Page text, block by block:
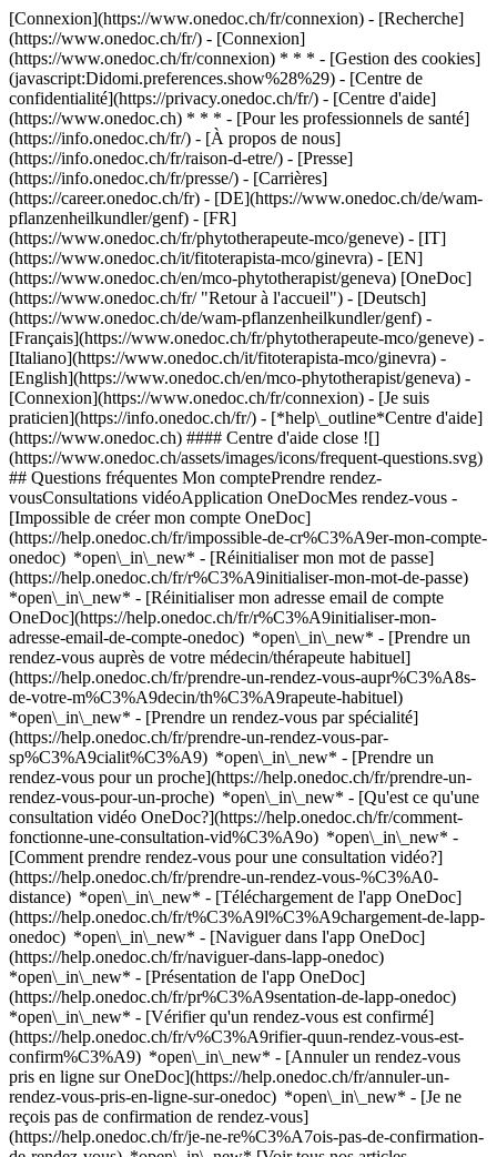
[Connexion](https://www.onedoc.ch/fr/connexion) - [Recherche]
(https://www.onedoc.ch/fr/) - [Connexion]
(https://www.onedoc.ch/fr/connexion) * * * - [Gestion des cookies]
(javascript:Didomi.preferences.show%28%29) - [Centre de
confidentialité](https://privacy.onedoc.ch/fr/) - [Centre d'aide]
(https://www.onedoc.ch) * * * - [Pour les professionnels de santé]
(https://info.onedoc.ch/fr/) - [À propos de nous]
(https://info.onedoc.ch/fr/raison-d-etre/) - [Presse]
(https://info.onedoc.ch/fr/presse/) - [Carrières]
(https://career.onedoc.ch/fr) - [DE](https://www.onedoc.ch/de/wam-
pflanzenheilkundler/genf) - [FR]
(https://www.onedoc.ch/fr/phytotherapeute-mco/geneve) - [IT]
(https://www.onedoc.ch/it/fitoterapista-mco/ginevra) - [EN]
(https://www.onedoc.ch/en/mco-phytotherapist/geneva) [OneDoc]
(https://www.onedoc.ch/fr/ "Retour à l'accueil") - [Deutsch]
(https://www.onedoc.ch/de/wam-pflanzenheilkundler/genf) -
[Français](https://www.onedoc.ch/fr/phytotherapeute-mco/geneve) -
[Italiano](https://www.onedoc.ch/it/fitoterapista-mco/ginevra) -
[English](https://www.onedoc.ch/en/mco-phytotherapist/geneva) -
[Connexion](https://www.onedoc.ch/fr/connexion) - [Je suis
praticien](https://info.onedoc.ch/fr/) - [*help\_outline*Centre d'aide]
(https://www.onedoc.ch) #### Centre d'aide close ![]
(https://www.onedoc.ch/assets/images/icons/frequent-questions.svg)
## Questions fréquentes Mon comptePrendre rendez-
vousConsultations vidéoApplication OneDocMes rendez-vous -
[Impossible de créer mon compte OneDoc]
(https://help.onedoc.ch/fr/impossible-de-cr%C3%A9er-mon-compte-
onedoc) *open\_in\_new* - [Réinitialiser mon mot de passe]
(https://help.onedoc.ch/fr/r%C3%A9initialiser-mon-mot-de-passe)
*open\_in\_new* - [Réinitialiser mon adresse email de compte
OneDoc](https://help.onedoc.ch/fr/r%C3%A9initialiser-mon-
adresse-email-de-compte-onedoc) *open\_in\_new* - [Prendre un
rendez-vous auprès de votre médecin/thérapeute habituel]
(https://help.onedoc.ch/fr/prendre-un-rendez-vous-aupr%C3%A8s-
de-votre-m%C3%A9decin/th%C3%A9rapeute-habituel)
*open\_in\_new* - [Prendre un rendez-vous par spécialité]
(https://help.onedoc.ch/fr/prendre-un-rendez-vous-par-
sp%C3%A9cialit%C3%A9) *open\_in\_new* - [Prendre un
rendez-vous pour un proche](https://help.onedoc.ch/fr/prendre-un-
rendez-vous-pour-un-proche) *open\_in\_new* - [Qu'est ce qu'une
consultation vidéo OneDoc?](https://help.onedoc.ch/fr/comment-
fonctionne-une-consultation-vid%C3%A9o) *open\_in\_new* -
[Comment prendre rendez-vous pour une consultation vidéo?]
(https://help.onedoc.ch/fr/prendre-un-rendez-vous-%C3%A0-
distance) *open\_in\_new* - [Téléchargement de l'app OneDoc]
(https://help.onedoc.ch/fr/t%C3%A9l%C3%A9chargement-de-lapp-
onedoc) *open\_in\_new* - [Naviguer dans l'app OneDoc]
(https://help.onedoc.ch/fr/naviguer-dans-lapp-onedoc)
*open\_in\_new* - [Présentation de l'app OneDoc]
(https://help.onedoc.ch/fr/pr%C3%A9sentation-de-lapp-onedoc)
*open\_in\_new* - [Vérifier qu'un rendez-vous est confirmé](https://help.onedoc.ch/fr/v%C3%A9rifier-quun-rendez-vous-est-confirm%C3%A9) *open\_in\_new* - [Annuler un rendez-vous pris en ligne sur OneDoc](https://help.onedoc.ch/fr/annuler-un-rendez-vous-pris-en-ligne-sur-onedoc) *open\_in\_new* - [Je ne reçois pas de confirmation de rendez-vous](https://help.onedoc.ch/fr/je-ne-re%C3%A7ois-pas-de-confirmation-de-rendez-vous) *open\_in\_new* [Voir tous nos articles *open\_in\_new*](https://help.onedoc.ch/fr/) close ## Modifier votre recherche ![Maison avec un signe plus annonçant qu’une consultation peut être effectuée sur place](https://www.onedoc.ch/assets/images/icons/on-site.svg) Sur place ![Caméra avec un symbole lecture annonçant qu’une consultation peut être effectuée à distance en vidéo](https://www.onedoc.ch/assets/images/icons/remote.svg) À distance Rechercher #### Spécialités #### Praticiens #### Établissements edit Phytothérapeute MCO à Genève tune Filtrer par Nouveaux patients*keyboard\_arrow\_down* - Acceptés*check\_circle* Langue parlée*keyboard\_arrow\_down* - Allemand*check\_circle* - Anglais*check\_circle* - Arabe*check\_circle* - Espagnol*check\_circle* - Français*check\_circle* - Italien*check\_circle* - Polonais*check\_circle* - Portugais*check\_circle* - Roumain*check\_circle* Sexe*keyboard\_arrow\_down* - Femme*check\_circle* - Homme*check\_circle* Réseau*keyboard\_arrow\_down* - ASCA*check\_circle* - RME*check\_circle* - NVS*check\_circle* - APTN*check\_circle* Disponibilité*keyboard\_arrow\_down* - Disponible aujourdhui*check\_circle* - Dans les 3 prochains jours*check\_circle* - Dans les 7 prochains jours*check\_circle* - Dans les 14 prochains jours*check\_circle* # Phytothérapeute MCO à Genève: prenez rendez-vous en ligne aujourd'hui ## 22 résultats à Genève [![Mme Joanna Witkowska, homéopathe/naturopathe en homéopathie à Genève](https://assets.onedoc.ch/images/users/d0a929a7cdf171352b170c38e6b1d8d53048195e7d163ac4455758eebecf9fe2-small.png "Mme Joanna Witkowska, homéopathe/naturopathe en homéopathie à Genève")](https://www.onedoc.ch/fr/homeopathe-naturopathe-en-homeopathie/geneve/pck3m/joanna-witkowska) ### [Mme Joanna Witkowska](https://www.onedoc.ch/fr/homeopathe-naturopathe-en-homeopathie/geneve/pck3m/joanna-witkowska) ![Badge indiquant un profil vérifié](https://www.onedoc.ch/assets/images/icons/checkmark.svg) [Homéopathe/naturopathe en homéopathie](https://www.onedoc.ch/fr/homeopathe-naturopathe-en-homeopathie/geneve), Phytothérapeute MCO Cabinet d'homéopathie et naturopathie Genève Rue de l'Athénée 19 1206 Genève ![Mme Joanna Witkowska est affiliée au réseau ASCA](https://assets.onedoc.ch/images/networks/logos/496d325fd4282f2f0a46197dd629fd16fcd2d324839e441a2a65aaa74df08a15-small.png)![Mme Joanna Witkowska est affiliée au réseau RME](https://assets.onedoc.ch/images/networks/logos/a202aabd14cdddb5ff03205af2481fb805645ff903773c55a6c572d22f23762e-small.png) ![Icône patient avec un signe plus annonçant que le professionnel accepte de nouveaux patients](https://www.onedoc.ch/assets/images/icons/new-patients.svg)Accepte les nouveaux patients [Réserver un RDV](https://www.onedoc.ch/fr/homeopathe-naturopathe-en-homeopathie/geneve/pck3m/joanna-witkowska) *chevron\_left* lun. 03 août *chevron\_right* Voir plus de rendez-vous *error\_outline* Une erreur s'est produite lors du chargement des disponibilités [Réessayer](https://www.onedoc.ch) [![Mme Mélanie Martin, phytothérapeute MCO à Genève](https://assets.onedoc.ch/images/users/598f2072c8e7ddd8800b8c95925c2f5475a203b7ccb104663d98d8781dc8cc16-small.jpg "Mme Mélanie Martin, phytothérapeute MCO à Genève")](https://www.onedoc.ch/fr/phytotherapeute-mco/geneve/pczn1/melanie-martin) ### [Mme Mélanie Martin](https://www.onedoc.ch/fr/phytotherapeute-mco/geneve/pczn1/melanie-martin) ![Badge indiquant un profil vérifié](https://www.onedoc.ch/assets/images/icons/checkmark.svg) Phytothérapeute MCO In Vivo Clinic Rond-Point de Plainpalais 5 1205 Genève ![Mme Mélanie Martin est affiliée au réseau ASCA](https://assets.onedoc.ch/images/networks/logos/496d325fd4282f2f0a46197dd629fd16fcd2d324839e441a2a65aaa74df08a15-small.png) ![Icône patient avec un signe plus annonçant que le professionnel accepte de nouveaux patients](https://www.onedoc.ch/assets/images/icons/new-patients.svg)Accepte les nouveaux patients [Réserver un RDV](https://www.onedoc.ch/fr/phytotherapeute-mco/geneve/pczn1/melanie-martin) *chevron\_left* lun. 03 août *chevron\_right* Voir plus de rendez-vous *error\_outline* Une erreur s'est produite lors du chargement des disponibilités [Réessayer](https://www.onedoc.ch) [![Mme Mélanie Refine, naturopathe MCO/TEN à Genève](https://assets.onedoc.ch/images/users/96a79ca4a89773b72b422fda3c781c25e2faa84ab70fa51392496d1e53cde2e7-small.jpg "Mme Mélanie Refine, naturopathe MCO/TEN à Genève")](https://www.onedoc.ch/fr/naturopathe-mco-ten/geneve/pb5nq/melanie-refine) ### [Mme Mélanie Refine](https://www.onedoc.ch/fr/naturopathe-mco-ten/geneve/pb5nq/melanie-refine) ![Badge indiquant un profil vérifié](https://www.onedoc.ch/assets/images/icons/checkmark.svg) [Naturopathe MCO/TEN](https://www.onedoc.ch/fr/naturopathe-mco-ten/geneve), Phytothérapeute MCO Nouvelles Thérapies Avenue Henri-Dunant 2 1205 Genève ![Mme Mélanie Refine est affiliée au réseau ASCA](https://assets.onedoc.ch/images/networks/logos/496d325fd4282f2f0a46197dd629fd16fcd2d324839e441a2a65aaa74df08a15-small.png)![Mme Mélanie Refine est affiliée au réseau RME](https://assets.onedoc.ch/images/networks/logos/a202aabd14cdddb5ff03205af2481fb805645ff903773c55a6c572d22f23762e-small.png)![Mme Mélanie Refine est affiliée au réseau NVS](https://assets.onedoc.ch/images/networks/logos/9a2241fd4e36c4b6fa68d6b2b5a7d8e03f1311a3e91f86936a143e15035d5cb6-small.png) ![Icône caméra avec un symbole lecture annonçant que le professionnel de santé propose des consultations vidéo](https://www.onedoc.ch/assets/images/icons/video-consultations.svg)Consultations vidéo disponibles ![Icône patient avec un signe plus annonçant que le professionnel accepte de nouveaux patients](https://www.onedoc.ch/assets/images/icons/new-patients.svg)Accepte les nouveaux patients [Réserver un RDV](https://www.onedoc.ch/fr/naturopathe-mco-ten/geneve/pb5nq/melanie-refine) *chevron\_left* lun. 03 août *chevron\_right* Voir plus de rendez-vous *error\_outline* Une erreur s'est produite lors du chargement des disponibilités [Réessayer](https://www.onedoc.ch) [![Mme Samanta Baena-Perrotta, naturopathe MCO/TEN à Genève](https://assets.onedoc.ch/images/users/10c93caf877683f157793fd6f4eaf15b4b595308720476d3f77b0a5e50a536fc-small.jpg "Mme Samanta Baena-Perrotta, naturopathe MCO/TEN à Genève")](https://www.onedoc.ch/fr/naturopathe-mco-ten/geneve/pxoe/samanta-baena-perrotta) ### [Mme Samanta Baena-Perrotta](https://www.onedoc.ch/fr/naturopathe-mco-ten/geneve/pxoe/samanta-baena-perrotta) ![Badge indiquant un profil vérifié](https://www.onedoc.ch/assets/images/icons/checkmark.svg) [Naturopathe MCO/TEN](https://www.onedoc.ch/fr/naturopathe-mco-ten/geneve), Phytothérapeute MCO [Family Naturopathie](https://www.onedoc.ch/fr/cabinet-paramedical/geneve/epy8/family-naturopathie) Rue Ami-Lullin 9 1207 Genève ![Mme Samanta Baena-Perrotta est affiliée au réseau ASCA](https://assets.onedoc.ch/images/networks/logos/496d325fd4282f2f0a46197dd629fd16fcd2d324839e441a2a65aaa74df08a15-small.png)![Mme Samanta Baena-Perrotta est affiliée au réseau RME](https://assets.onedoc.ch/images/networks/logos/a202aabd14cdddb5ff03205af2481fb805645ff903773c55a6c572d22f23762e-small.png) ![Icône patient avec un signe plus annonçant que le professionnel accepte de nouveaux patients](https://www.onedoc.ch/assets/images/icons/new-patients.svg)Accepte les nouveaux patients [Réserver un RDV](https://www.onedoc.ch/fr/naturopathe-mco-ten/geneve/pxoe/samanta-baena-perrotta) [![Mme Marie Zesiger, naturopathe MCO/TEN DF à Genève](https://assets.onedoc.ch/images/users/eea2ed7428fcdd8c720e65fda2069872cd2caaf014f582c7aed4847fea11dfbe-small.jpg "Mme Marie Zesiger, naturopathe MCO/TEN DF à Genève")](https://www.onedoc.ch/fr/naturopathe-mco-ten-df/geneve/pci7f/marie-zesiger) ### [Mme Marie Zesiger](https://www.onedoc.ch/fr/naturopathe-mco-ten-df/geneve/pci7f/marie-zesiger) ![Badge indiquant un profil vérifié](https://www.onedoc.ch/assets/images/icons/checkmark.svg) [Naturopathe MCO/TEN DF](https://www.onedoc.ch/fr/naturopathe-mco-ten-df/geneve), Phytothérapeute MCO Au cabinet Rue du Vuache 9 1201 Genève ![Mme Marie Zesiger est affiliée au réseau ASCA](https://assets.onedoc.ch/images/networks/logos/496d325fd4282f2f0a46197dd629fd16fcd2d324839e441a2a65aaa74df08a15-small.png)![Mme Marie Zesiger est affiliée au réseau RME](https://assets.onedoc.ch/images/networks/logos/a202aabd14cdddb5ff03205af2481fb805645ff903773c55a6c572d22f23762e-small.png) ![Icône patient avec un signe plus annonçant que le professionnel accepte de nouveaux patients](https://www.onedoc.ch/assets/images/icons/new-patients.svg)Accepte les nouveaux patients [Réserver un RDV](https://www.onedoc.ch/fr/naturopathe-mco-ten-df/geneve/pci7f/marie-zesiger) [![Mme Devi Selly, naturopathe MCO/TEN à Genève](https://assets.onedoc.ch/images/users/8e9a840ac06842ccac6342e217e5212a94d180574a72801ce97fcbbb5b558417-small.jpg "Mme Devi Selly, naturopathe MCO/TEN à Genève")](https://www.onedoc.ch/fr/naturopathe-mco-ten/geneve/pc2xh/devi-selly) ### [Mme Devi Selly](https://www.onedoc.ch/fr/naturopathe-mco-ten/geneve/pc2xh/devi-selly) ![Badge indiquant un profil vérifié](https://www.onedoc.ch/assets/images/icons/checkmark.svg) [Naturopathe MCO/TEN](https://www.onedoc.ch/fr/naturopathe-mco-ten/geneve), Phytothérapeute MCO Cabinet Dévi SELLY - Naturopathe & Massothérapeute Rue Voltaire 16 1201 Genève ![Mme Devi Selly est affiliée au réseau ASCA](https://assets.onedoc.ch/images/networks/logos/496d325fd4282f2f0a46197dd629fd16fcd2d324839e441a2a65aaa74df08a15-smal